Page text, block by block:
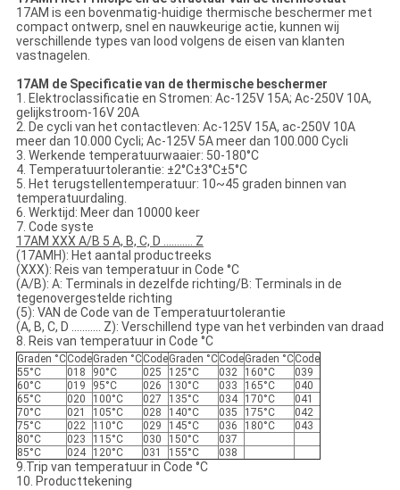
17AM is een bovenmatig-huidige thermische beschermer met
compact ontwerp, snel en nauwkeurige actie, kunnen wij
verschillende types van lood volgens de eisen van klanten
vastnagelen.
17AM de Specificatie van de thermische beschermer
1. Elektroclassificatie en Stromen: Ac-125V 15A; Ac-250V 10A,
gelijkstroom-16V 20A
2. De cycli van het contactleven: Ac-125V 15A, ac-250V 10A
meer dan 10.000 Cycli; Ac-125V 5A meer dan 100.000 Cycli
3. Werkende temperatuurwaaier: 50-180°C
4. Temperatuurtolerantie: ±2°C±3°C±5°C
5. Het terugstellentemperatuur: 10~45 graden binnen van
temperatuurdaling.
6. Werktijd: Meer dan 10000 keer
7. Code syste
17AM XXX A/B 5 A, B, C, D ........... Z
(17AMH): Het aantal productreeks
(XXX): Reis van temperatuur in Code °C
(A/B): A: Terminals in dezelfde richting/B: Terminals in de
tegenovergestelde richting
(5): VAN de Code van de Temperatuurtolerantie
(A, B, C, D ........... Z): Verschillend type van het verbinden van draad
8. Reis van temperatuur in Code °C
Graden °CCodeGraden °CCodeGraden °CCodeGraden °CCode
55°C
018 90°C 025 125°C 032 160°C
039
60°C
019 95°C 026 130°C 033 165°C
040
65°C
020 100°C 027 135°C 034 170°C
041
70°C
021 105°C 028 140°C 035 175°C
042
75°C
022 110°C 029 145°C 036 180°C
043
80°C
023 115°C 030 150°C
037
85°C
024 120°C 031 155°C 038
9.Trip van temperatuur in Code °C
10. Producttekening